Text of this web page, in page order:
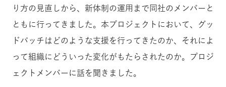
り方の見直しから、新体制の運用まで同社のメンバーと
ともに行ってきました。本プロジェクトにおいて、グッ
ドパッチはどのような支援を行ってきたのか、それによ
って組織にどういった変化がもたらされたのか。プロジ
ェクトメンバーに話を聞きました。